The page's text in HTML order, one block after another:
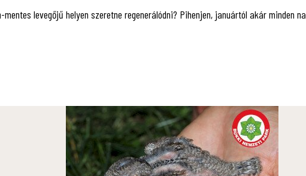
levegőjű helyen szeretne regenerálódni? Pihenjen, januártól akár minden